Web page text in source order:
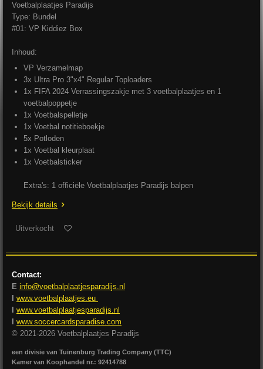
Voetbalplaatjes Paradijs
Type: Bundel
#01: VP Kiddiez Box
Inhoud:
VP Verzamelmap
3x Ultra Pro 3"x4" Regular Toploaders
1x FIFA 2024 Verrassingszakje met 3 voetbalplaatjes en 1
voetbalpoppetje
1x Voetbalspelletje
1x Voetbal notitieboekje
5x Potloden
1x Voetbal kleurplaat
1x Voetbalsticker
Extra's: 1 officiële Voetbalplaatjes Paradijs balpen
Bekijk details
Uitverkocht
Contact:
E info@voetbalplaatjesparadijs.nl
I www.voetbalplaatjes.eu
I www.voetbalplaatjesparadijs.nl
I www.soccercardsparadise.com
© 2021-2026 Voetbalplaatjes Paradijs
een divisie van Tuinenburg Trading Company (TTC)
Kamer van Koophandel nr.: 92414788